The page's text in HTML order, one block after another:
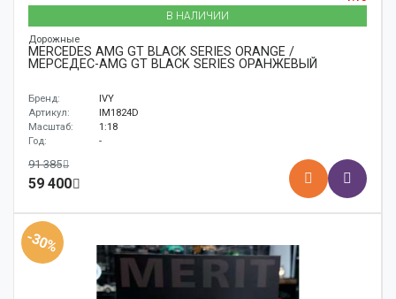
В НАЛИЧИИ
Дорожные
MERCEDES AMG GT BLACK SERIES ORANGE /
МЕРСЕДЕС-AMG GT BLACK SERIES ОРАНЖЕВЫЙ
Бренд:
IVY
Артикул:
IM1824D
Масштаб:
1:18
Год:
-
91 385
59 400
-30%